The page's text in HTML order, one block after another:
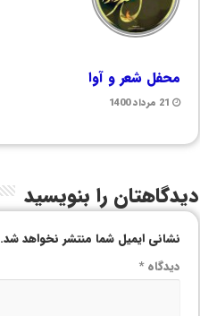
محفل شعر و آوا
21 مرداد 1400
دیدگاهتان را بنویسید
نشانی ایمیل شما منتشر نخواهد شد.
دیدگاه*